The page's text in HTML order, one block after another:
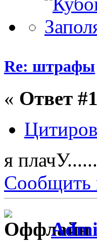
Re: штрафы
« Ответ
я
Сообщить